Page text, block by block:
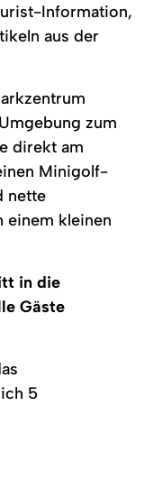
Information,
aus der
zum
direkt am
Minigolf-
nette
einem kleinen
in die
Gäste
5